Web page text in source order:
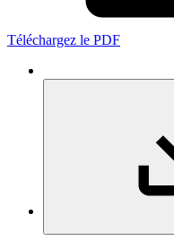
Téléchargez le PDF